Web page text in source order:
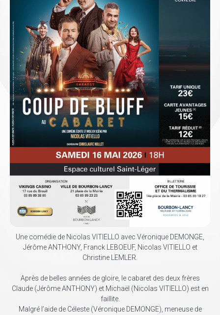
Une comédie de Nicolas VITIELLO avec Véronique DEMONGE,
Jérôme ANTHONY, Franck LEBOEUF, Nicolas VITIELLO et
Christine LEMLER.
Après de belles années de gloire, le cabaret des deux frères
Claude (Jérôme ANTHONY) et Michaël (Nicolas VITIELLO) est en
faillite.
Malgré l’aide de Céleste (Véronique DEMONGE), meneuse de